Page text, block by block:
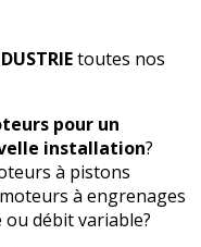
toutes nos
pour un
installation?
à pistons
à engrenages
débit variable?